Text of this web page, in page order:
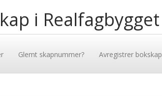
i Realfagbygget
Glemt skapnummer? Avregistrer bokskap